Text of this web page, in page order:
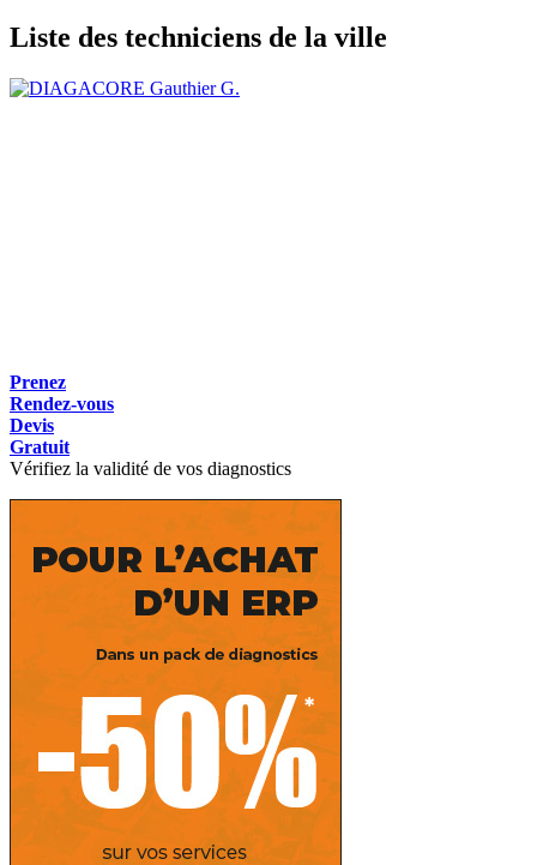
Liste des techniciens de la ville
Gauthier G.
Prenez
Rendez-vous
Devis
Gratuit
Vérifiez la validité de vos diagnostics